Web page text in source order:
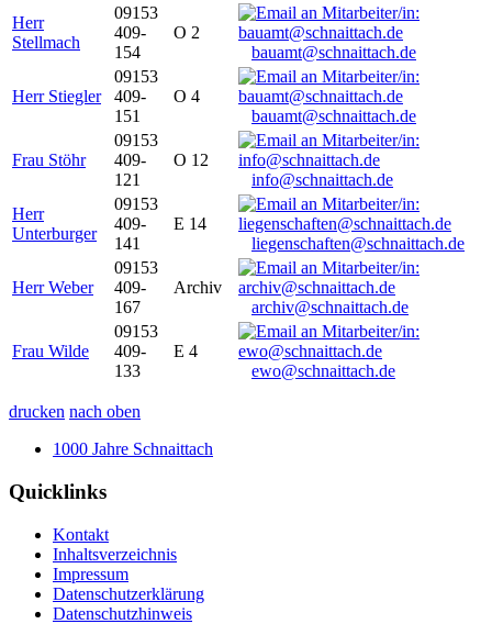
Herr
Stellmach
09153
409-
154
O 2
bauamt@schnaittach.de
Herr Stiegler
09153
409-
151
O 4
bauamt@schnaittach.de
Frau Stöhr
09153
409-
121
O 12
info@schnaittach.de
Herr
Unterburger
09153
409-
141
E 14
liegenschaften@schnaittach.de
Herr Weber
09153
409-
167
Archiv
archiv@schnaittach.de
Frau Wilde
09153
409-
133
E 4
ewo@schnaittach.de
drucken nach oben
1000 Jahre Schnaittach
Quicklinks
Kontakt
Inhaltsverzeichnis
Impressum
Datenschutzerklärung
Datenschutzhinweis